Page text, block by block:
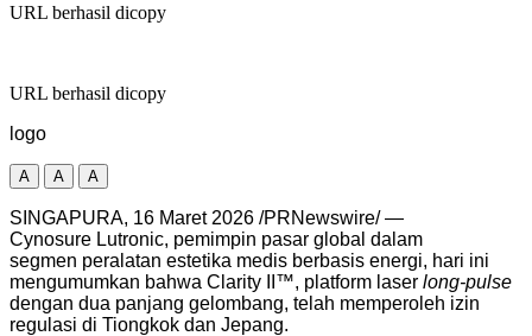
URL berhasil dicopy
URL berhasil dicopy
logo
A A A
SINGAPURA, 16 Maret 2026 /PRNewswire/ —
Cynosure Lutronic, pemimpin pasar global dalam
segmen peralatan estetika medis berbasis energi, hari ini
mengumumkan bahwa Clarity II™, platform laser long-pulse
dengan dua panjang gelombang, telah memperoleh izin
regulasi di Tiongkok dan Jepang.